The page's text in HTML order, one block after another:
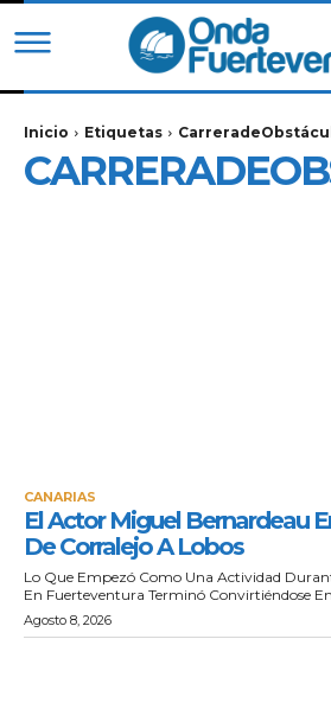
Inicio Etiquetas
CANARIAS
El Actor Miguel Bernardeau
De Corralejo A Lobos
Lo Que Empezó Como Una Actividad
En Fuerteventura Terminó Convirtiéndose
Agosto 8, 2026